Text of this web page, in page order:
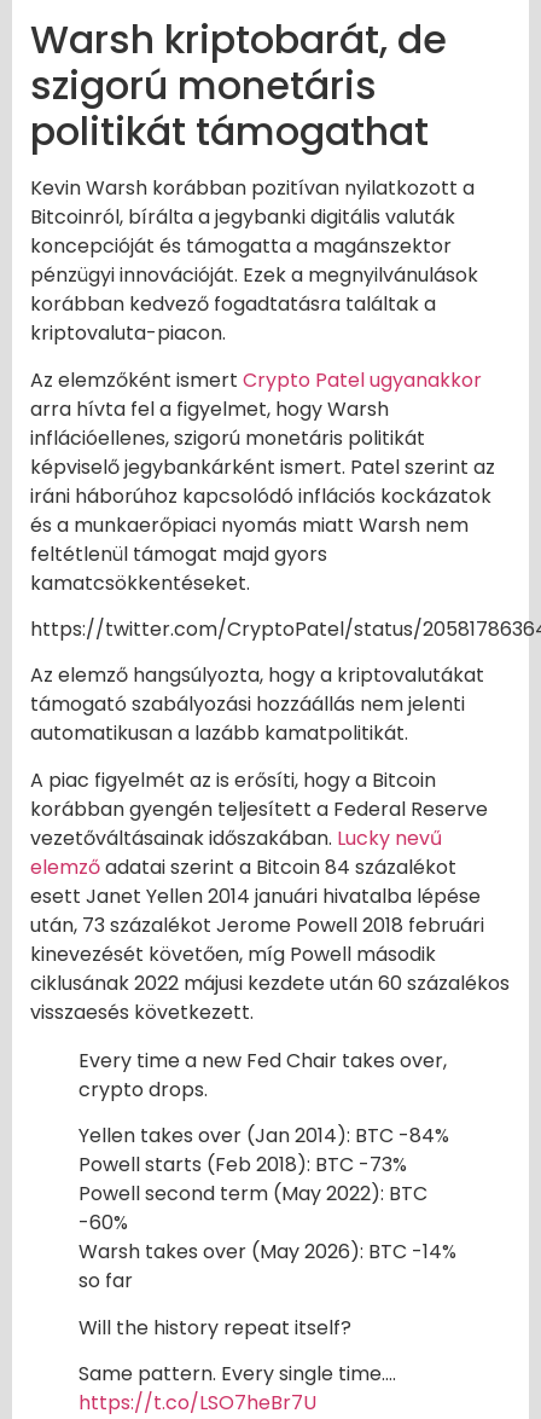
Warsh kriptobarát, de
szigorú monetáris
politikát támogathat
Kevin Warsh korábban pozitívan nyilatkozott a
Bitcoinról, bírálta a jegybanki digitális valuták
koncepcióját és támogatta a magánszektor
pénzügyi innovációját. Ezek a megnyilvánulások
korábban kedvező fogadtatásra találtak a
kriptovaluta-piacon.
Az elemzőként ismert Crypto Patel ugyanakkor
arra hívta fel a figyelmet, hogy Warsh
inflációellenes, szigorú monetáris politikát
képviselő jegybankárként ismert. Patel szerint az
iráni háborúhoz kapcsolódó inflációs kockázatok
és a munkaerőpiaci nyomás miatt Warsh nem
feltétlenül támogat majd gyors
kamatcsökkentéseket.
https://twitter.com/CryptoPatel/status/
Az elemző hangsúlyozta, hogy a kriptovalutákat
támogató szabályozási hozzáállás nem jelenti
automatikusan a lazább kamatpolitikát.
A piac figyelmét az is erősíti, hogy a Bitcoin
korábban gyengén teljesített a Federal Reserve
vezetőváltásainak időszakában. Lucky nevű
elemzőadatai szerint a Bitcoin 84 százalékot
esett Janet Yellen 2014 januári hivatalba lépése
után, 73 százalékot Jerome Powell 2018 februári
kinevezését követően, míg Powell második
ciklusának 2022 májusi kezdete után 60 százalékos
visszaesés következett.
Every time a new Fed Chair takes over,
crypto drops.
Yellen takes over (Jan 2014): BTC -84%
Powell starts (Feb 2018): BTC -73%
Powell second term (May 2022): BTC
-60%
Warsh takes over (May 2026): BTC -14%
so far
Will the history repeat itself?
Same pattern. Every single time.…
https://t.co/LSO7heBr7U